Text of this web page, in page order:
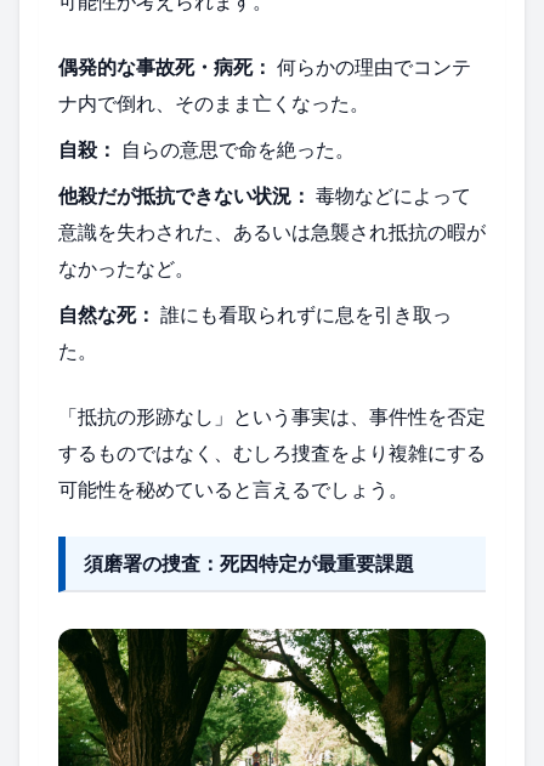
偶発的な事故死・病死： 何らかの理由でコンテ
ナ内で倒れ、そのまま亡くなった。
自殺： 自らの意思で命を絶った。
他殺だが抵抗できない状況： 毒物などによって
意識を失わされた、あるいは急襲され抵抗の暇が
なかったなど。
自然な死： 誰にも看取られずに息を引き取っ
た。
「抵抗の形跡なし」という事実は、事件性を否定
するものではなく、むしろ捜査をより複雑にする
可能性を秘めていると言えるでしょう。
須磨署の捜査：死因特定が最重要課題